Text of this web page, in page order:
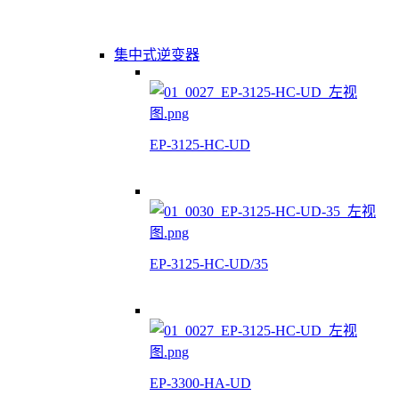
集中式逆变器
EP-3125-HC-UD
EP-3125-HC-UD/35
EP-3300-HA-UD